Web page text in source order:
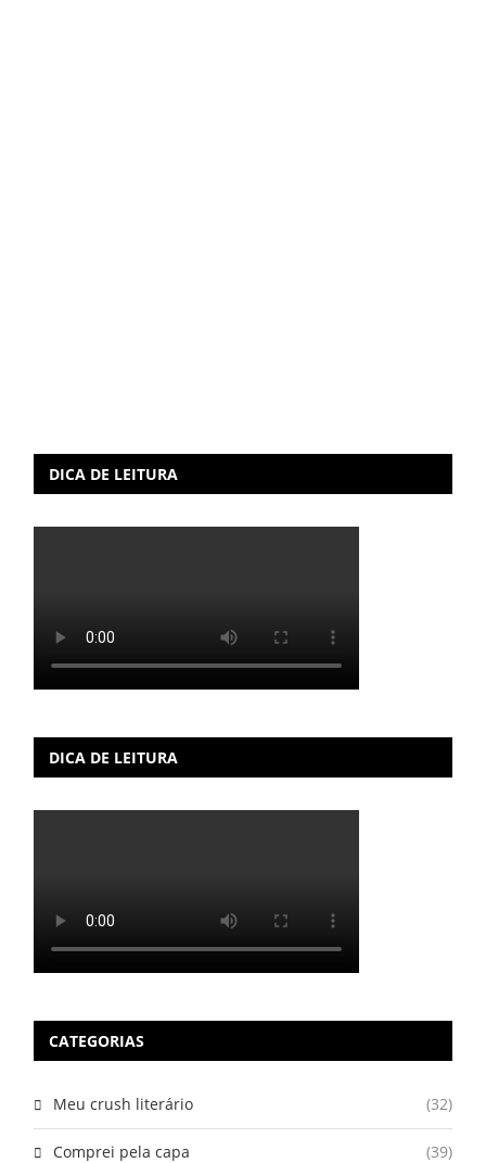
DICA DE LEITURA
DICA DE LEITURA
CATEGORIAS
Meu crush literário (32)
Comprei pela capa (39)